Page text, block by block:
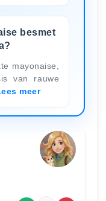
besmet
mayonaise,
van rauwe
meer